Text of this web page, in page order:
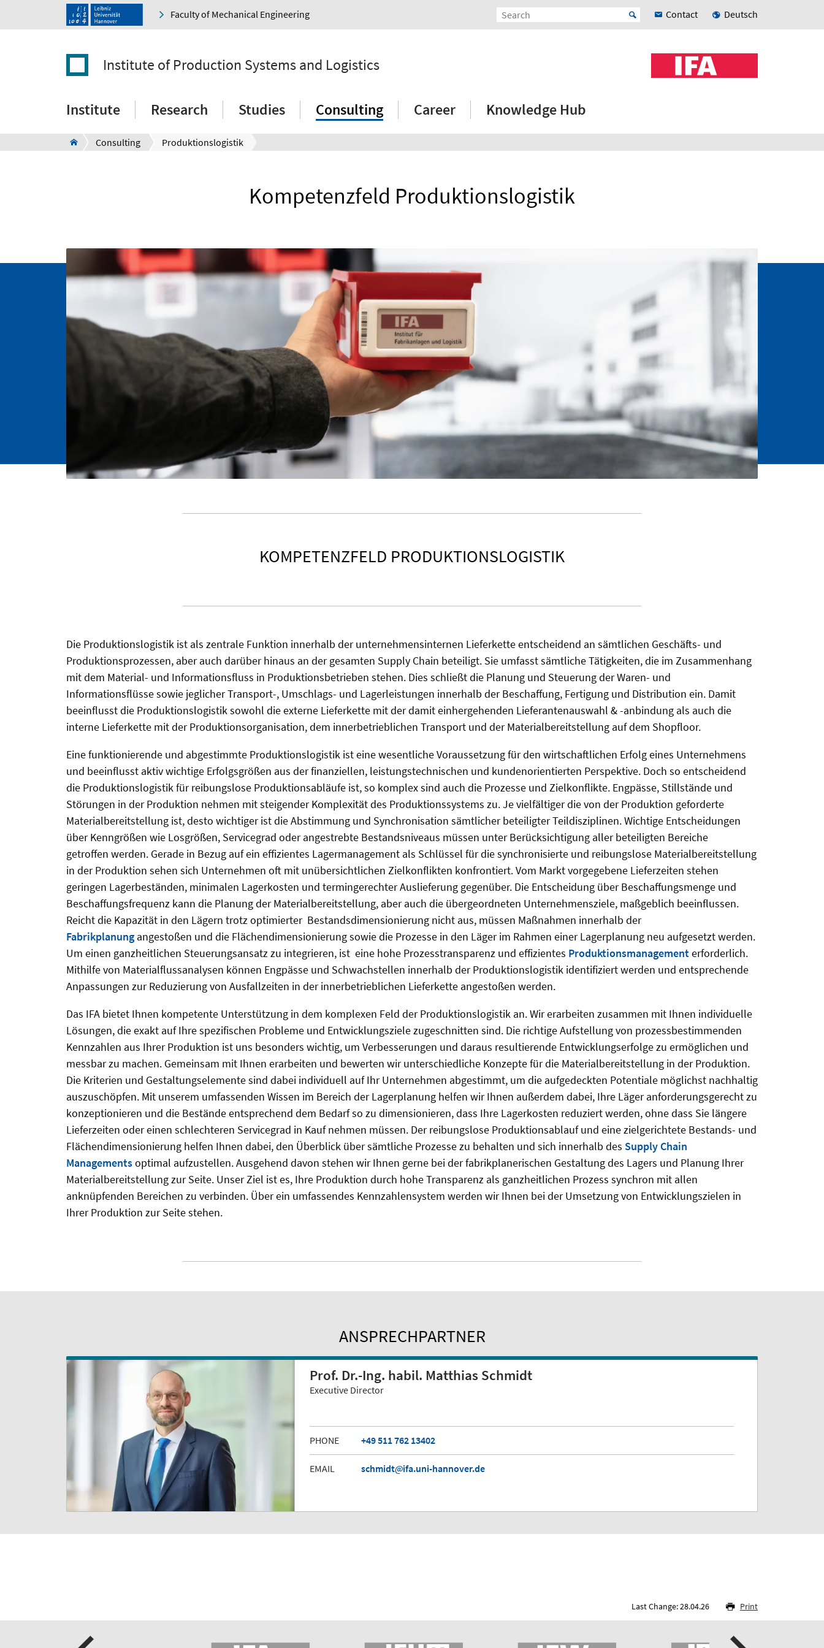
Faculty of Mechanical Engineering Contact Deutsch
Institute of Production Systems and Logistics
Institute Research Studies Consulting Career Knowledge Hub
Consulting Produktionslogistik
Kompetenzfeld Produktionslogistik
KOMPETENZFELD PRODUKTIONSLOGISTIK
Die Produktionslogistik ist als zentrale Funktion innerhalb der unternehmensinternen Lieferkette entscheidend an sämtlichen Geschäfts- und
Produktionsprozessen, aber auch darüber hinaus an der gesamten Supply Chain beteiligt. Sie umfasst sämtliche Tätigkeiten, die im Zusammenhang
mit dem Material- und Informationsfluss in Produktionsbetrieben stehen. Dies schließt die Planung und Steuerung der Waren- und
Informationsflüsse sowie jeglicher Transport-, Umschlags- und Lagerleistungen innerhalb der Beschaffung, Fertigung und Distribution ein. Damit
beeinflusst die Produktionslogistik sowohl die externe Lieferkette mit der damit einhergehenden Lieferantenauswahl & -anbindung als auch die
interne Lieferkette mit der Produktionsorganisation, dem innerbetrieblichen Transport und der Materialbereitstellung auf dem Shopfloor.
Eine funktionierende und abgestimmte Produktionslogistik ist eine wesentliche Voraussetzung für den wirtschaftlichen Erfolg eines Unternehmens
und beeinflusst aktiv wichtige Erfolgsgrößen aus der finanziellen, leistungstechnischen und kundenorientierten Perspektive. Doch so entscheidend
die Produktionslogistik für reibungslose Produktionsabläufe ist, so komplex sind auch die Prozesse und Zielkonflikte. Engpässe, Stillstände und
Störungen in der Produktion nehmen mit steigender Komplexität des Produktionssystems zu. Je vielfältiger die von der Produktion geforderte
Materialbereitstellung ist, desto wichtiger ist die Abstimmung und Synchronisation sämtlicher beteiligter Teildisziplinen. Wichtige Entscheidungen
über Kenngrößen wie Losgrößen, Servicegrad oder angestrebte Bestandsniveaus müssen unter Berücksichtigung aller beteiligten Bereiche
getroffen werden. Gerade in Bezug auf ein effizientes Lagermanagement als Schlüssel für die synchronisierte und reibungslose Materialbereitstellung
in der Produktion sehen sich Unternehmen oft mit unübersichtlichen Zielkonflikten konfrontiert. Vom Markt vorgegebene Lieferzeiten stehen
geringen Lagerbeständen, minimalen Lagerkosten und termingerechter Auslieferung gegenüber. Die Entscheidung über Beschaffungsmenge und
Beschaffungsfrequenz kann die Planung der Materialbereitstellung, aber auch die übergeordneten Unternehmensziele, maßgeblich beeinflussen.
Reicht die Kapazität in den Lägern trotz optimierter Bestandsdimensionierung nicht aus, müssen Maßnahmen innerhalb der
Fabrikplanung angestoßen und die Flächendimensionierung sowie die Prozesse in den Läger im Rahmen einer Lagerplanung neu aufgesetzt werden.
Um einen ganzheitlichen Steuerungsansatz zu integrieren, ist eine hohe Prozesstransparenz und effizientes Produktionsmanagementerforderlich.
Mithilfe von Materialflussanalysen können Engpässe und Schwachstellen innerhalb der Produktionslogistik identifiziert werden und entsprechende
Anpassungen zur Reduzierung von Ausfallzeiten in der innerbetrieblichen Lieferkette angestoßen werden.
Das IFA bietet Ihnen kompetente Unterstützung in dem komplexen Feld der Produktionslogistik an. Wir erarbeiten zusammen mit Ihnen individuelle
Lösungen, die exakt auf Ihre spezifischen Probleme und Entwicklungsziele zugeschnitten sind. Die richtige Aufstellung von prozessbestimmenden
Kennzahlen aus Ihrer Produktion ist uns besonders wichtig, um Verbesserungen und daraus resultierende Entwicklungserfolge zu ermöglichen und
messbar zu machen. Gemeinsam mit Ihnen erarbeiten und bewerten wir unterschiedliche Konzepte für die Materialbereitstellung in der Produktion.
Die Kriterien und Gestaltungselemente sind dabei individuell auf Ihr Unternehmen abgestimmt, um die aufgedeckten Potentiale möglichst nachhaltig
auszuschöpfen. Mit unserem umfassenden Wissen im Bereich der Lagerplanung helfen wir Ihnen außerdem dabei, Ihre Läger anforderungsgerecht zu
konzeptionieren und die Bestände entsprechend dem Bedarf so zu dimensionieren, dass Ihre Lagerkosten reduziert werden, ohne dass Sie längere
Lieferzeiten oder einen schlechteren Servicegrad in Kauf nehmen müssen. Der reibungslose Produktionsablauf und eine zielgerichtete Bestands- und
Flächendimensionierung helfen Ihnen dabei, den Überblick über sämtliche Prozesse zu behalten und sich innerhalb des Supply Chain
Managementsoptimal aufzustellen. Ausgehend davon stehen wir Ihnen gerne bei der fabrikplanerischen Gestaltung des Lagers und Planung Ihrer
Materialbereitstellung zur Seite. Unser Ziel ist es, Ihre Produktion durch hohe Transparenz als ganzheitlichen Prozess synchron mit allen
anknüpfenden Bereichen zu verbinden. Über ein umfassendes Kennzahlensystem werden wir Ihnen bei der Umsetzung von Entwicklungszielen in
Ihrer Produktion zur Seite stehen.
ANSPRECHPARTNER
Prof. Dr.-Ing. habil. Matthias Schmidt
Executive Director
PHONE +49 511 762 13402
EMAIL schmidt ifa.uni-hannover.de
Last Change: 28.04.26 Print